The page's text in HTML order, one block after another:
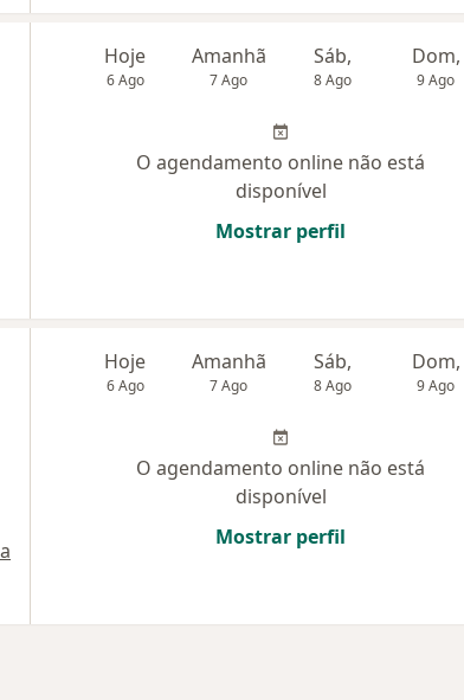
Hoje
6 Ago
Amanhã
7 Ago
Sáb,
8 Ago
Dom,
9 Ago
O agendamento online não está
disponível
Mostrar perfil
Hoje
6 Ago
Amanhã
7 Ago
Sáb,
8 Ago
Dom,
9 Ago
O agendamento online não está
disponível
Mostrar perfil